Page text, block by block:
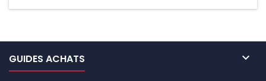
GUIDES ACHATS 